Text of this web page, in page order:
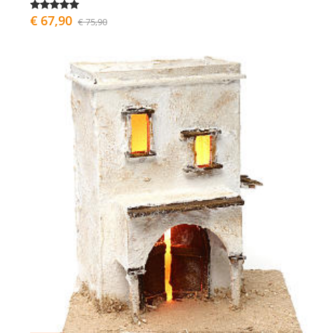
€ 67,90 € 75,90